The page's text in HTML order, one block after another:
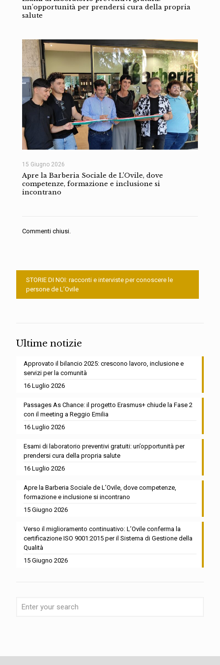
un’opportunità per prendersi cura della propria
salute
15 Giugno 2026
Apre la Barberia Sociale de L’Ovile, dove
competenze, formazione e inclusione si
incontrano
Commenti chiusi.
STORIE DI NOI: racconti e interviste per conoscere le
persone de L’Ovile
Ultime notizie
Approvato il bilancio 2025: crescono lavoro, inclusione e
servizi per la comunità
16 Luglio 2026
Passages As Chance: il progetto Erasmus+ chiude la Fase 2
con il meeting a Reggio Emilia
16 Luglio 2026
Esami di laboratorio preventivi gratuiti: un’opportunità per
prendersi cura della propria salute
16 Luglio 2026
Apre la Barberia Sociale de L’Ovile, dove competenze,
formazione e inclusione si incontrano
15 Giugno 2026
Verso il miglioramento continuativo: L’Ovile conferma la
certificazione ISO 9001:2015 per il Sistema di Gestione della
Qualità
15 Giugno 2026